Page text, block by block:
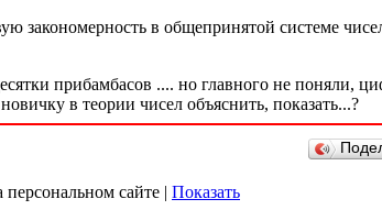
закономерность в общепринятой системе
прибамбасов .... но главного не поняли,
в теории чисел объяснить, показать...?
сайте | Показать